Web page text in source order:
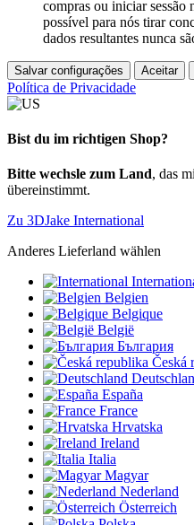
compras ou iniciar sessão
possível para nós tirar
dados resultantes nunca
Salvar configurações Aceitar
Política de Privacidade
Bist du im richtigen Shop?
Bitte wechsle zum Land, das
übereinstimmt.
Zu 3DJake International
Anderes Lieferland wählen
Belgien
Belgique
België
България
Česká
España
France
Hrvatska
Ireland
Italia
Magyar
Nederland
Österreich